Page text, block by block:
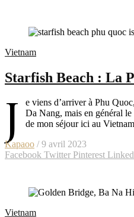
Vietnam
Starfish Beach : La
J
e viens d’arriver à Phu
Da Nang, mais en général
de mon séjour ici au
Kapaoo / 9 avril 2023
Facebook Twitter Pinterest
Vietnam